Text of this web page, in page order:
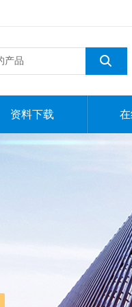
资料下载